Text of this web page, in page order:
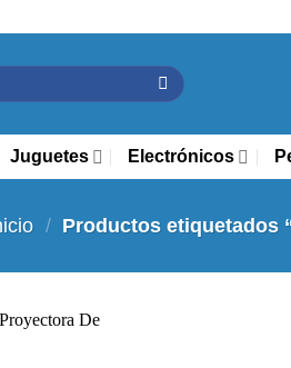
Juguetes Electrónicos
/ Productos etiquetados